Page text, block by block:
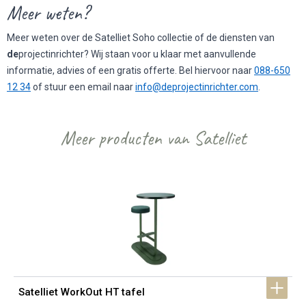
Meer weten?
Meer weten over de Satelliet Soho collectie of de diensten van
deprojectinrichter? Wij staan voor u klaar met aanvullende
informatie, advies of een gratis offerte. Bel hiervoor naar088-650
12 34of stuur een email naarinfo@deprojectinrichter.com
Meer producten van Satelliet
Satelliet WorkOut HT tafel